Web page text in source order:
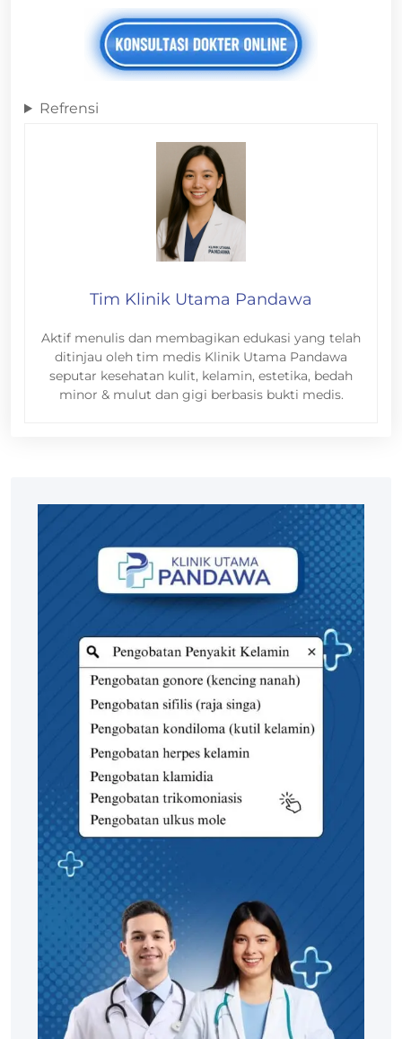
Refrensi
Tim Klinik Utama Pandawa
Aktif menulis dan membagikan edukasi yang telah
ditinjau oleh tim medis Klinik Utama Pandawa
seputar kesehatan kulit, kelamin, estetika, bedah
minor & mulut dan gigi berbasis bukti medis.